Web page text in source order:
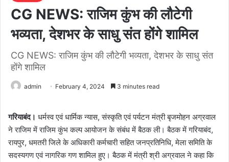
CG NEWS: राजिम कुंभ की लौटेगी
भव्यता, देशभर के साधु संत होंगे शामिल
CG NEWS: राजिम कुंभ की लौटेगी भव्यता, देशभर के साधु संत
होंगे शामिल
admin February 4, 2024 3 minutes read
गरियाबंद। धर्मस्व एवं धार्मिक न्यास, संस्कृति एवं पर्यटन मंत्री बृजमोहन अग्रवाल
ने राजिम में राजिम कुंभ कल्प आयोजन के संबंध में बैठक ली। बैठक में गरियाबंद,
रायपुर, धमतरी जिले के अधिकारी कर्मचारी सहित जनप्रतिनिधि, मेला समिति के
सदस्यगण एवं नागरिक गण शामिल हुए। बैठक में मंत्री श्री अग्रवाल ने कहा कि